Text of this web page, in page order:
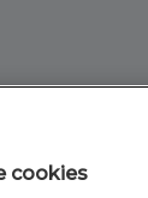
cookies